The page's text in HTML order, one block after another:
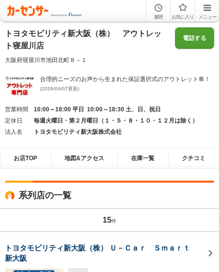
履歴 お気に入り メニュー
トヨタモビリティ新大阪（株） アウトレッ
ト寝屋川店
大阪府寝屋川市池田北町８－１
電話する
合理的ニーズのお声から生まれた保証選択式のアウトレット車！
(2026/04/07更新)
営業時間
10:00～18:00 平日 10:00～18:30 土、日、祝日
定休日
毎週火曜日・第２月曜日（１・５・８・１０・１２月は除く）
法人名
トヨタモビリティ新大阪株式会社
お店TOP 地図&アクセス 在庫一覧 クチコミ
系列店の一覧
15件
トヨタモビリティ新大阪（株） Ｕ－Ｃａｒ Ｓｍａｒｔ
新大阪